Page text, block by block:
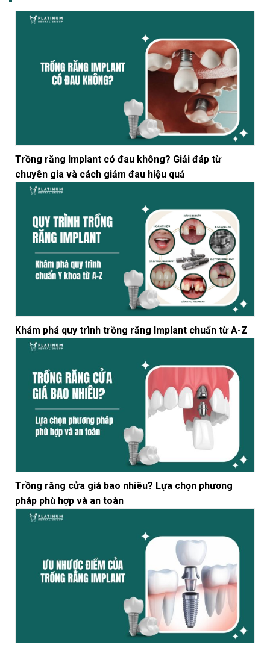
Trồng răng Implant có đau không? Giải đáp từ
chuyên gia và cách giảm đau hiệu quả
Khám phá quy trình trồng răng Implant chuẩn từ A-Z
Trồng răng cửa giá bao nhiêu? Lựa chọn phương
pháp phù hợp và an toàn